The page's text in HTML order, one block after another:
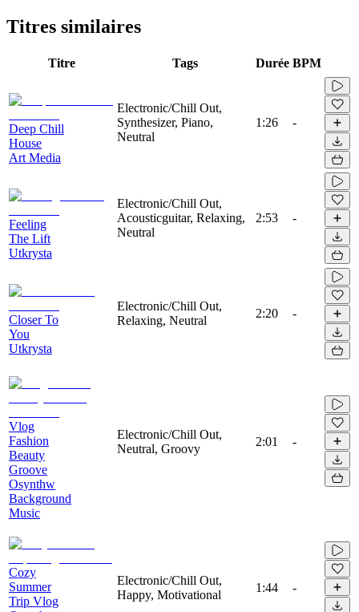
Titres similaires
Titre Tags Durée BPM
Deep Chill
House
Art Media
Electronic/Chill Out,
Synthesizer, Piano,
Neutral
1:26 -
Feeling
The Lift
Utkrysta
Electronic/Chill Out,
Acousticguitar, Relaxing,
Neutral
2:53 -
Closer To
You
Utkrysta
Electronic/Chill Out,
Relaxing, Neutral
2:20 -
Vlog
Fashion
Beauty
Groove
Osynthw
Background
Music
Electronic/Chill Out,
Neutral, Groovy
2:01 -
Cozy
Summer
Trip Vlog
Electronic/Chill Out,
Happy, Motivational
1:44 -